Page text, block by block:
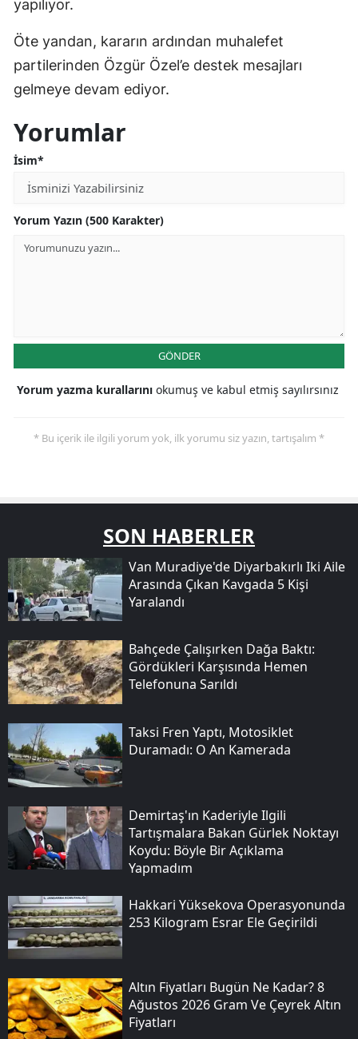
yapılıyor.
Öte yandan, kararın ardından muhalefet
partilerinden Özgür Özel’e destek mesajları
gelmeye devam ediyor.
Yorumlar
İsim*
Yorum Yazın (500 Karakter)
GÖNDER
Yorum yazma kurallarını okumuş ve kabul etmiş sayılırsınız
* Bu içerik ile ilgili yorum yok, ilk yorumu siz yazın, tartışalım *
SON HABERLER
Van Muradiye'de Diyarbakırlı Iki Aile
Arasında Çıkan Kavgada 5 Kişi
Yaralandı
Bahçede Çalışırken Dağa Baktı:
Gördükleri Karşısında Hemen
Telefonuna Sarıldı
Taksi Fren Yaptı, Motosiklet
Duramadı: O An Kamerada
Demirtaş'ın Kaderiyle Ilgili
Tartışmalara Bakan Gürlek Noktayı
Koydu: Böyle Bir Açıklama
Yapmadım
Hakkari Yüksekova Operasyonunda
253 Kilogram Esrar Ele Geçirildi
Altın Fiyatları Bugün Ne Kadar? 8
Ağustos 2026 Gram Ve Çeyrek Altın
Fiyatları